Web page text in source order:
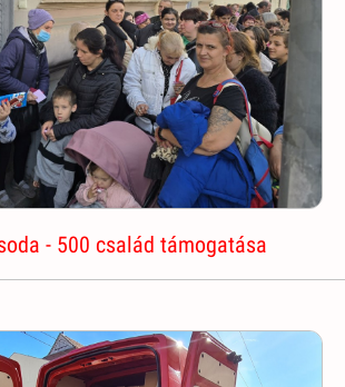
- 500 család támogatása